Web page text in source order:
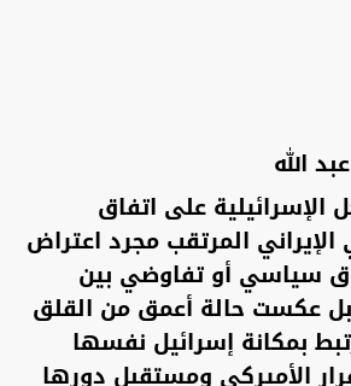
الله
الإسرائيلية على اتفاق
الإيراني المرتقب مجرد اعتراض
سياسي أو تفاوضي بين
عكست حالة أعمق من القلق
بمكانة إسرائيل نفسها
الأميركي ومستقبل دورها